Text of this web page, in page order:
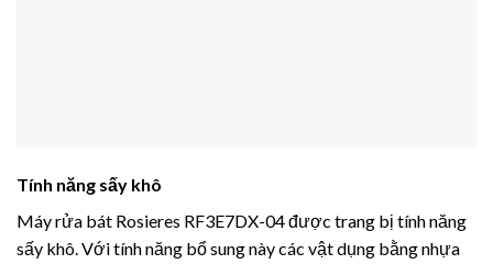
Tính năng sấy khô
Máy rửa bát Rosieres RF3E7DX-04 được trang bị tính năng
sấy khô. Với tính năng bổ sung này các vật dụng bằng nhựa